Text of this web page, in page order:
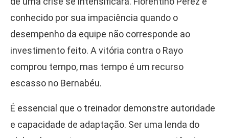
conhecido por sua impaciência quando o
desempenho da equipe não corresponde ao
investimento feito. A vitória contra o Rayo
comprou tempo, mas tempo é um recurso
escasso no Bernabéu.
É essencial que o treinador demonstre autoridade
e capacidade de adaptação. Ser uma lenda do